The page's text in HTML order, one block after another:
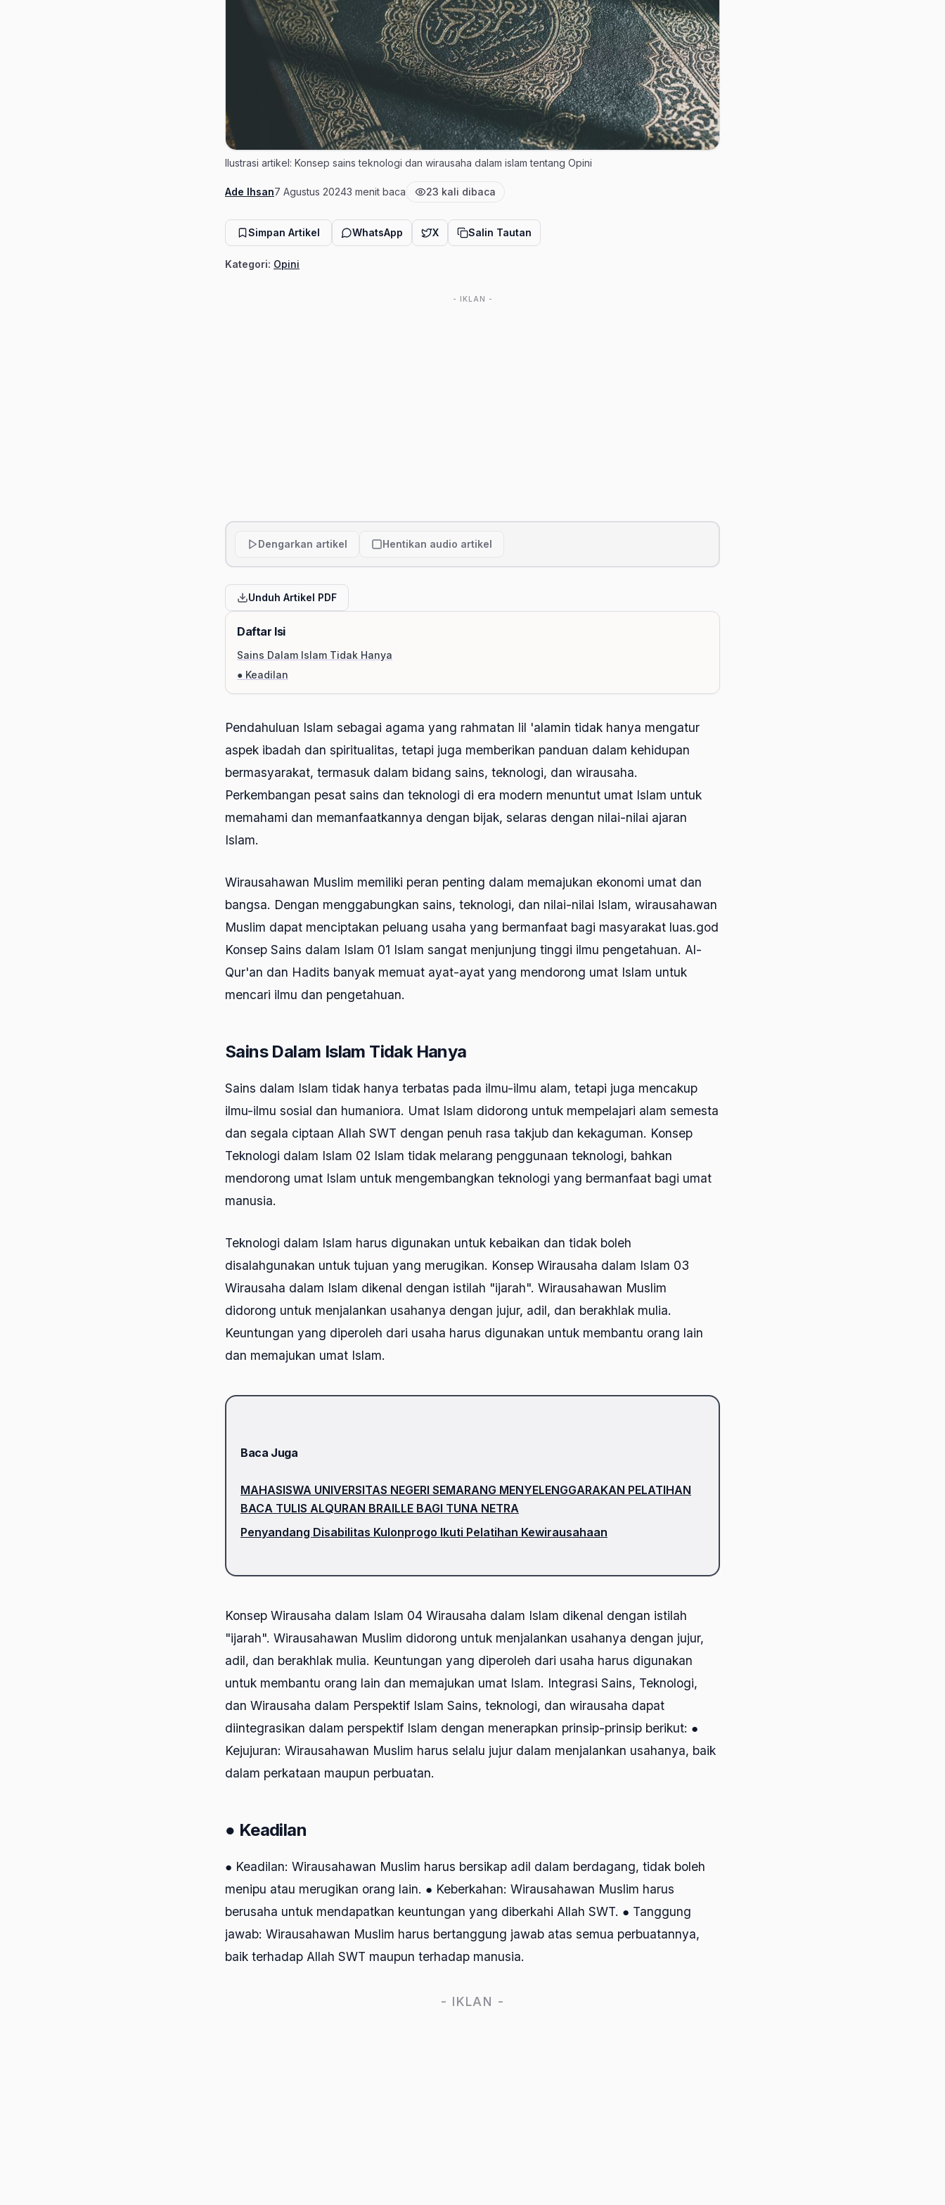
Ilustrasi artikel: Konsep sains teknologi dan wirausaha dalam islam tentang Opini
Penulis
Ade IhsanTanggal terbit
7 Agustus 2024Estimasi waktu baca
3 menit baca Jumlah pembaca
23 kali dibaca
Simpan Artikel WhatsApp X Salin Tautan
Kategori: Opini
- IKLAN -
Dengarkan artikel Hentikan audio artikel
Unduh Artikel PDF
Daftar Isi
Sains Dalam Islam Tidak Hanya
● Keadilan
Pendahuluan Islam sebagai agama yang rahmatan lil 'alamin tidak hanya mengatur
aspek ibadah dan spiritualitas, tetapi juga memberikan panduan dalam kehidupan
bermasyarakat, termasuk dalam bidang sains, teknologi, dan wirausaha.
Perkembangan pesat sains dan teknologi di era modern menuntut umat Islam untuk
memahami dan memanfaatkannya dengan bijak, selaras dengan nilai-nilai ajaran
Islam.
Wirausahawan Muslim memiliki peran penting dalam memajukan ekonomi umat dan
bangsa. Dengan menggabungkan sains, teknologi, dan nilai-nilai Islam, wirausahawan
Muslim dapat menciptakan peluang usaha yang bermanfaat bagi masyarakat luas.god
Konsep Sains dalam Islam 01 Islam sangat menjunjung tinggi ilmu pengetahuan. Al-
Qur'an dan Hadits banyak memuat ayat-ayat yang mendorong umat Islam untuk
mencari ilmu dan pengetahuan.
Sains Dalam Islam Tidak Hanya
Sains dalam Islam tidak hanya terbatas pada ilmu-ilmu alam, tetapi juga mencakup
ilmu-ilmu sosial dan humaniora. Umat Islam didorong untuk mempelajari alam semesta
dan segala ciptaan Allah SWT dengan penuh rasa takjub dan kekaguman. Konsep
Teknologi dalam Islam 02 Islam tidak melarang penggunaan teknologi, bahkan
mendorong umat Islam untuk mengembangkan teknologi yang bermanfaat bagi umat
manusia.
Teknologi dalam Islam harus digunakan untuk kebaikan dan tidak boleh
disalahgunakan untuk tujuan yang merugikan. Konsep Wirausaha dalam Islam 03
Wirausaha dalam Islam dikenal dengan istilah "ijarah". Wirausahawan Muslim
didorong untuk menjalankan usahanya dengan jujur, adil, dan berakhlak mulia.
Keuntungan yang diperoleh dari usaha harus digunakan untuk membantu orang lain
dan memajukan umat Islam.
Baca Juga
MAHASISWA UNIVERSITAS NEGERI SEMARANG MENYELENGGARAKAN PELATIHAN
BACA TULIS ALQURAN BRAILLE BAGI TUNA NETRA
Penyandang Disabilitas Kulonprogo Ikuti Pelatihan Kewirausahaan
Konsep Wirausaha dalam Islam 04 Wirausaha dalam Islam dikenal dengan istilah
"ijarah". Wirausahawan Muslim didorong untuk menjalankan usahanya dengan jujur,
adil, dan berakhlak mulia. Keuntungan yang diperoleh dari usaha harus digunakan
untuk membantu orang lain dan memajukan umat Islam. Integrasi Sains, Teknologi,
dan Wirausaha dalam Perspektif Islam Sains, teknologi, dan wirausaha dapat
diintegrasikan dalam perspektif Islam dengan menerapkan prinsip-prinsip berikut: ●
Kejujuran: Wirausahawan Muslim harus selalu jujur dalam menjalankan usahanya, baik
dalam perkataan maupun perbuatan.
● Keadilan
● Keadilan: Wirausahawan Muslim harus bersikap adil dalam berdagang, tidak boleh
menipu atau merugikan orang lain. ● Keberkahan: Wirausahawan Muslim harus
berusaha untuk mendapatkan keuntungan yang diberkahi Allah SWT. ● Tanggung
jawab: Wirausahawan Muslim harus bertanggung jawab atas semua perbuatannya,
baik terhadap Allah SWT maupun terhadap manusia.
- IKLAN -